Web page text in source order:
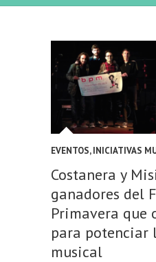
EVENTOS,INICIATIVAS
Costanera y
ganadores del
Primavera que
para potenciar
musical